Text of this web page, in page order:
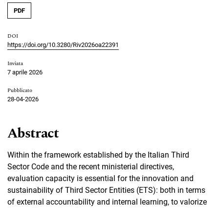
PDF
DOI
https://doi.org/10.3280/Riv2026oa22391
Inviata
7 aprile 2026
Pubblicato
28-04-2026
Abstract
Within the framework established by the Italian Third
Sector Code and the recent ministerial directives,
evaluation capacity is essential for the innovation and
sustainability of Third Sector Entities (ETS): both in terms
of external accountability and internal learning, to valorize